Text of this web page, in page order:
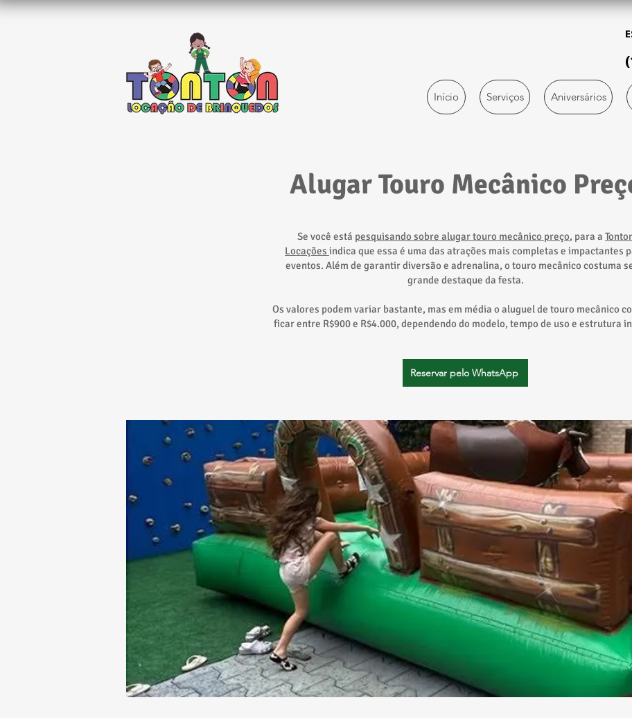
Início Serviços Aniversários
Alugar Touro Mecânico
Se você está pesquisando sobre alugar touro mecânico preço, para a
Locações indica que essa é uma das atrações mais completas e impactantes
eventos. Além de garantir diversão e adrenalina, o touro mecânico costuma
grande destaque da festa.
Os valores podem variar bastante, mas em média o aluguel de touro mecânico
ficar entre R$900 e R$4.000, dependendo do modelo, tempo de uso e estrutura
Reservar pelo WhatsApp